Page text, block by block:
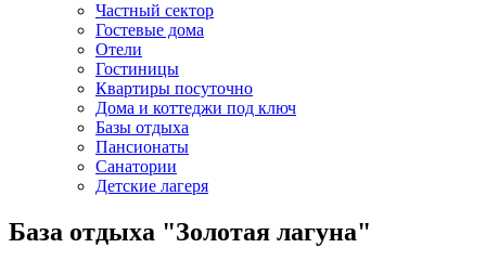
Частный сектор
Гостевые дома
Отели
Гостиницы
Квартиры посуточно
Дома и коттеджи под ключ
Базы отдыха
Пансионаты
Санатории
Детские лагеря
База отдыха "Золотая лагуна"